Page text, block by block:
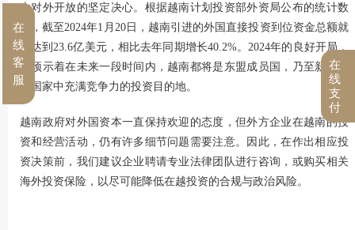
大对外开放的坚定决心。根据越南计划投资部外资局公布的统计数
据，截至2024年1月20日，越南引进的外国直接投资到位资金总额就
已达到23.6亿美元，相比去年同期增长40.2%。2024年的良好开局，
也预示着在未来一段时间内，越南都将是东盟成员国，乃至新兴市
场国家中充满竞争力的投资目的地。
越南政府对外国资本一直保持欢迎的态度，但外方企业在越南的投
资和经营活动，仍有许多细节问题需要注意。因此，在作出相应投
资决策前，我们建议企业聘请专业法律团队进行咨询，或购买相关
海外投资保险，以尽可能降低在越投资的合规与政治风险。
在
线
客
服
在
线
支
付